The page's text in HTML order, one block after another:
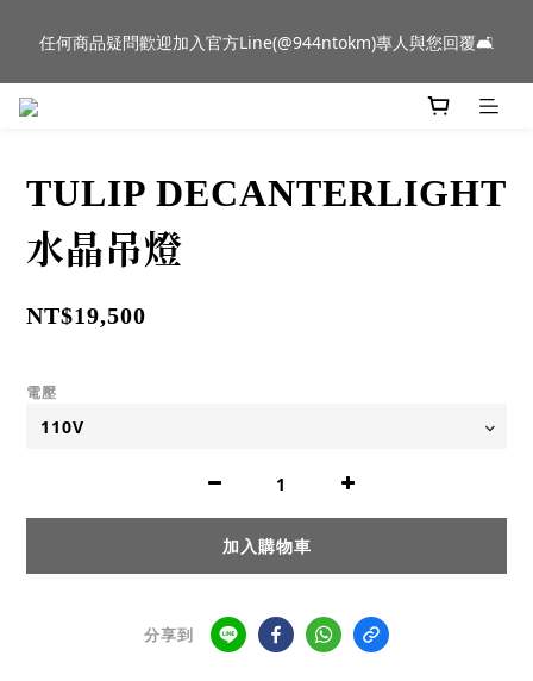
群門市展示中✨
任何商品疑問歡迎加入官方Line(@944ntokm)專人與您回覆🛋️
新品到貨｜日本燈具品牌 Ambientec 年度新品 Barcarolle 臺中樂
TULIP DECANTERLIGHT
水晶吊燈
NT$19,500
電壓
加入購物車
分享到